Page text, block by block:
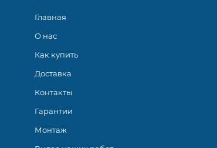
Главная
О нас
Как купить
Доставка
Контакты
Гарантии
Монтаж